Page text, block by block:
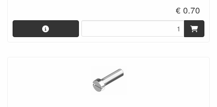
€ 0.70